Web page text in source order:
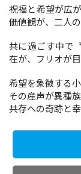
祝福と希望が広
価値観が、二人
共に過ごす中で
在が、フリオが
希望を象徴する小
その産声が異種族
共存への奇跡と